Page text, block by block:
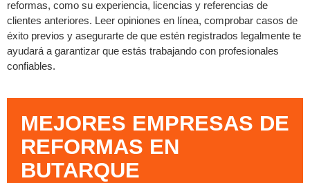
reformas, como su experiencia, licencias y referencias de
clientes anteriores. Leer opiniones en línea, comprobar casos de
éxito previos y asegurarte de que estén registrados legalmente te
ayudará a garantizar que estás trabajando con profesionales
confiables.
MEJORES EMPRESAS DE
REFORMAS EN
BUTARQUE